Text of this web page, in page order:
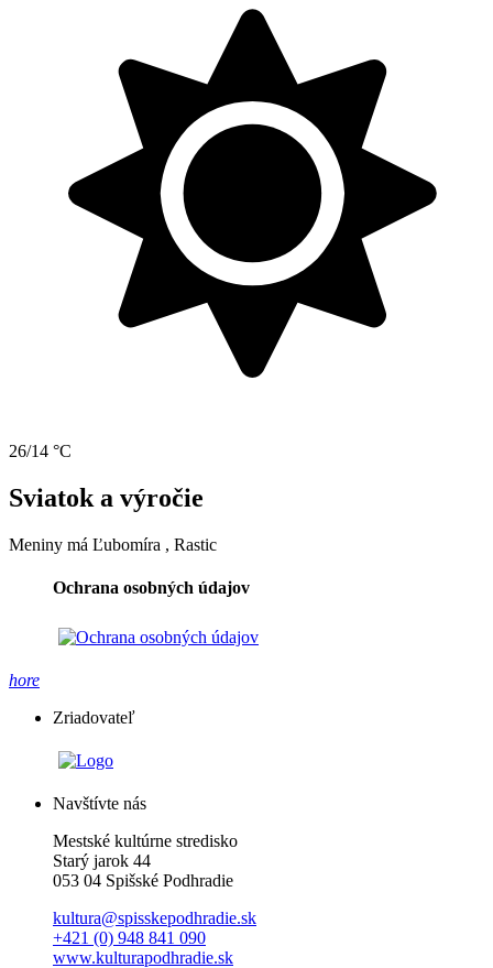
26/14 °C
Sviatok a výročie
Meniny má Ľubomíra , Rastic
Ochrana osobných údajov
hore
Zriadovateľ
Navštívte nás
Mestské kultúrne stredisko
Starý jarok 44
053 04 Spišské Podhradie
kultura@spisskepodhradie.sk
+421 (0) 948 841 090
www.kulturapodhradie.sk